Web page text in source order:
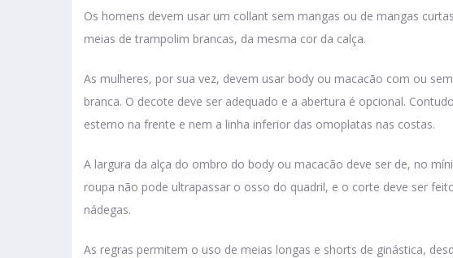
Os homens devem usar um collant sem mangas ou de mangas
meias de trampolim brancas, da mesma cor da calça.
As mulheres, por sua vez, devem usar body ou macacão com ou
branca. O decote deve ser adequado e a abertura é opcional.
esterno na frente e nem a linha inferior das omoplatas nas costas.
A largura da alça do ombro do body ou macacão deve ser de, no
roupa não pode ultrapassar o osso do quadril, e o corte deve ser
nádegas.
As regras permitem o uso de meias longas e shorts de ginástica,